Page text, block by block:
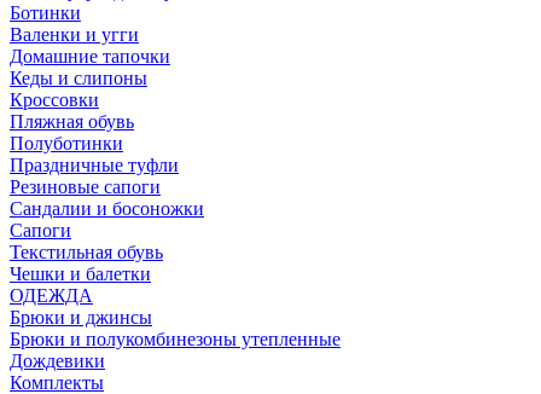
Ботинки
Валенки и угги
Домашние тапочки
Кеды и слипоны
Кроссовки
Пляжная обувь
Полуботинки
Праздничные туфли
Резиновые сапоги
Сандалии и босоножки
Сапоги
Текстильная обувь
Чешки и балетки
ОДЕЖДА
Брюки и джинсы
Брюки и полукомбинезоны утепленные
Дождевики
Комплекты